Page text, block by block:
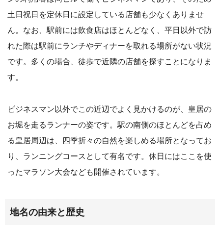
土日祝日を定休日に設定している店舗も少なくありませ
ん。なお、駅前には飲食店はほとんどなく、平日以外で訪
れた際は駅前にランチやディナーを取れる場所がない状況
です。多くの場合、徒歩で近隣の店舗を探すことになりま
す。
ビジネスマン以外でこの近辺でよく見かけるのが、皇居の
お堀を走るランナーの姿です。駅の南側のほとんどを占め
る皇居周辺は、四季折々の自然を楽しめる場所となってお
り、ランニングコースとして有名です。休日にはここを使
ったマラソン大会なども開催されています。
地名の由来と歴史